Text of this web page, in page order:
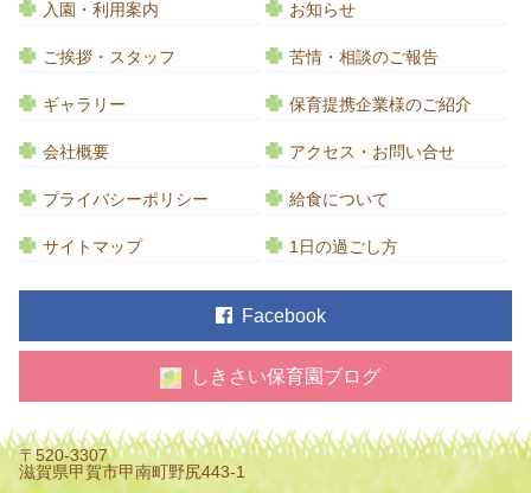
入園・利用案内 お知らせ
ご挨拶・スタッフ 苦情・相談のご報告
ギャラリー 保育提携企業様のご紹介
会社概要 アクセス・お問い合せ
プライバシーポリシー 給食について
サイトマップ 1日の過ごし方
Facebook
しきさい保育園ブログ
〒520-3307
滋賀県甲賀市甲南町野尻443-1